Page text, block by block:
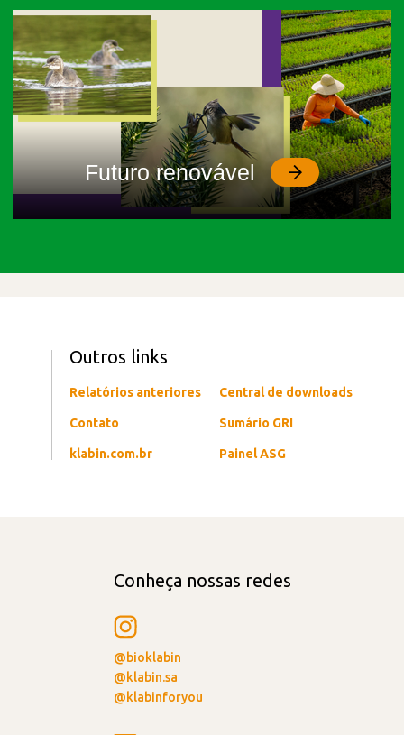
Futuro renovável
Outros links
Relatórios anteriores
Contato
klabin.com.br
Central de downloads
Sumário GRI
Painel ASG
Conheça nossas redes
@bioklabin
@klabin.sa
@klabinforyou